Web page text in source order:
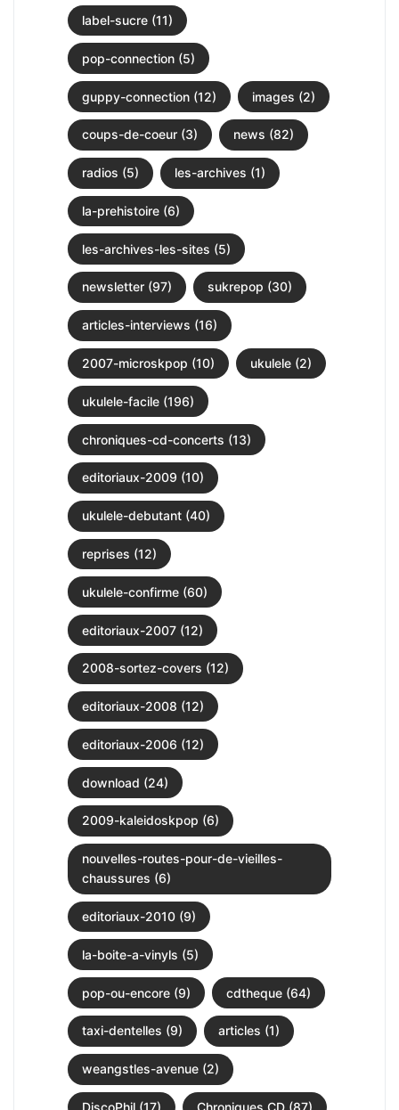
label-sucre (11)
pop-connection (5)
guppy-connection (12) images (2)
coups-de-coeur (3) news (82)
radios (5) les-archives (1)
la-prehistoire (6)
les-archives-les-sites (5)
newsletter (97) sukrepop (30)
articles-interviews (16)
2007-microskpop (10) ukulele (2)
ukulele-facile (196)
chroniques-cd-concerts (13)
editoriaux-2009 (10)
ukulele-debutant (40)
reprises (12)
ukulele-confirme (60)
editoriaux-2007 (12)
2008-sortez-covers (12)
editoriaux-2008 (12)
editoriaux-2006 (12)
download (24)
2009-kaleidoskpop (6)
nouvelles-routes-pour-de-vieilles-
chaussures (6)
editoriaux-2010 (9)
la-boite-a-vinyls (5)
pop-ou-encore (9) cdtheque (64)
taxi-dentelles (9) articles (1)
weangstles-avenue (2)
DiscoPhil (17) Chroniques CD (87)